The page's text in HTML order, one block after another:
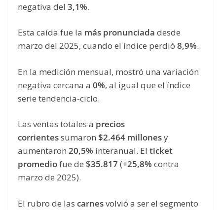
negativa del 3,1%.
Esta caída fue la más pronunciada desde
marzo del 2025, cuando el índice perdió 8,9%.
En la medición mensual, mostró una variación
negativa cercana a 0%, al igual que el índice
serie tendencia-ciclo.
Las ventas totales a precios
corrientessumaron $2.464 millonesy
aumentaron 20,5% interanual. El ticket
promediofue de $35.817 (+25,8% contra
marzo de 2025).
El rubro de las carnesvolvió a ser el segmento